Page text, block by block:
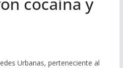
Urbanas, perteneciente al